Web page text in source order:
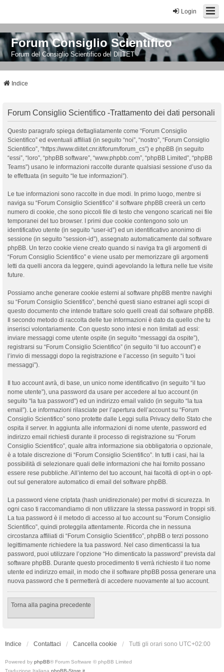
Login
Forum Consiglio Scientifico
Forum del Consiglio Scientifico del DIITET
Indice
Forum Consiglio Scientifico -Trattamento dei dati personali
Questo paragrafo spiega dettagliatamente come “Forum Consiglio
Scientifico” ed eventuali affiliati (in seguito “noi”, “nostro”, “Forum Consiglio
Scientifico”, “https://www.diitet.cnr.it/forum/forum_cs”) e phpBB (in seguito
“essi”, “loro”, “phpBB software”, “www.phpbb.com”, “phpBB Limited”, “phpBB
Teams”) usano le informazioni raccolte durante qualsiasi sessione d’uso da
te effettuata (in seguito “le tue informazioni”).
Le tue informazioni sono raccolte in due modi. In primo luogo, mentre si
naviga su “Forum Consiglio Scientifico” il software phpBB creerà un certo
numero di cookie, che sono piccoli file di testo che vengono scaricati nei file
temporanei del tuo browser. I primi due cookie contengono solo un
identificativo utente (in seguito “user-id”) ed un identificativo anonimo di
sessione (in seguito “session-id”), assegnato automaticamente dal software
phpBB. Un terzo cookie viene creato quando si naviga tra gli argomenti di
“Forum Consiglio Scientifico” e viene usato per memorizzare gli argomenti
letti da quelli ancora da leggere, quindi agevolando la lettura nelle tue visite
future.
Possiamo anche generare cookie esterni al software phpBB mentre navighi
su “Forum Consiglio Scientifico”, benché questi siano estranei agli scopi di
questo documento che intende trattare solo quelli creati dal software phpBB.
Il secondo metodo di raccolta delle tue informazioni è dato da quello che tu
inserisci volontariamente. Con questo sono intesi e non limitati ad essi:
inviare messaggi come utente ospite (in seguito “messaggi da ospite”),
registrarsi su “Forum Consiglio Scientifico” (in seguito “il tuo account”) e
l’invio di messaggi dopo la registrazione e l’accesso (in seguito “i tuoi
messaggi”).
Il tuo account avrà, di base, un unico nome identificativo (in seguito “il tuo
nome utente”), una password da usare per accedere al tuo account (in
seguito “la tua password”) ed un indirizzo email valido (in seguito “la tua
email”). Le informazioni rilasciate per l’apertura dell’account su “Forum
Consiglio Scientifico” sono protette dalle Leggi sulla Privacy dello Stato che
ospita il server. In aggiunta alle informazioni di nome utente, password ed
indirizzo email richiesti durante il processo di registrazione su “Forum
Consiglio Scientifico”, quale altra informazione sia obbligatoria o opzionale,
è a totale discrezione di “Forum Consiglio Scientifico”. In tutti i casi, hai la
possibilità di selezionare quali delle informazioni che hai fornito possano
essere rese pubbliche. All’interno del tuo account, hai facoltà di opt-in o opt-
out sul generatore automatico di email del software phpBB.
La password viene criptata (hash unidirezionale) per motivi di sicurezza. In
ogni caso ti raccomandiamo di non utilizzare la stessa password in troppi siti.
La tua password è il metodo di accesso al tuo account su “Forum Consiglio
Scientifico”, quindi proteggila attentamente. Ricorda che in nessuna
circostanza affiliati di “Forum Consiglio Scientifico”, phpBB o terzi possono
legittimamente richiedere la tua password. Nel caso dimenticassi la tua
password, puoi utilizzare l’opzione “Ho dimenticato la password” prevista dal
software phpBB. Durante questo procedimento ti verrà richiesto il tuo nome
utente ed indirizzo email, in modo che il software phpBB possa generare una
nuova password che ti permetterà di accedere nuovamente al tuo account.
Torna alla pagina precedente
Indice Contattaci Cancella cookie Tutti gli orari sono UTC+02:00
Powered by phpBB® Forum Software © phpBB Limited
Traduzione Italiana phpBB-Store.it